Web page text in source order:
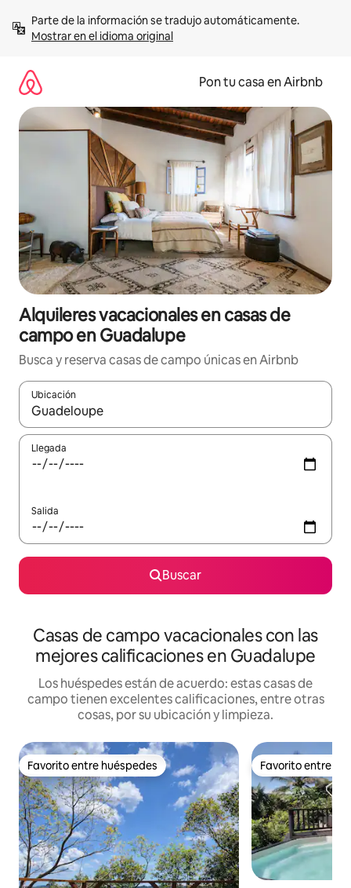
contenidoMostrar en el idioma original
Pon tu casa en Airbnb
Alquileres vacacionales en casas de
campo en Guadalupe
Busca y reserva casas de campo únicas en Airbnb
Ubicación
Cuando los resultados estén disponibles, navega con las
Llegada
Salida
Buscar
Casas de campo vacacionales con las
mejores calificaciones en Guadalupe
Los huéspedes están de acuerdo: estas casas de
campo tienen excelentes calificaciones, entre otras
cosas, por su ubicación y limpieza.
Favorito entre huéspedes
Favorito entre huéspedes Favorito entre
Favorito entre